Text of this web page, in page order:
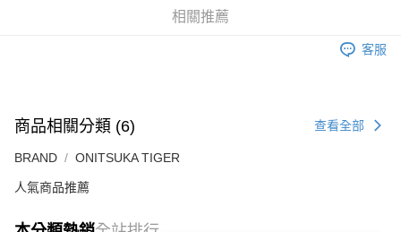
相關推薦
客服
商品相關分類 (6) 查看全部
BRAND ONITSUKA TIGER
人氣商品推薦